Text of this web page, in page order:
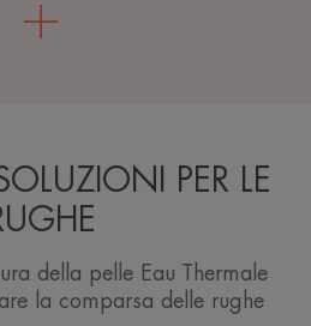
PER LE
della pelle Eau Thermale
la comparsa delle rughe